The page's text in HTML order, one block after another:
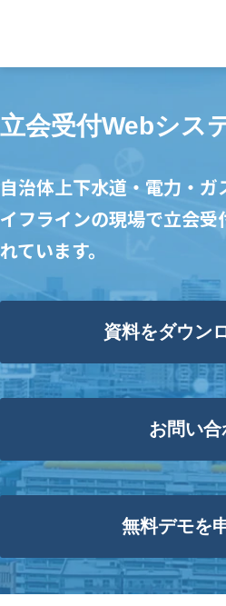
事業内
導入事
立会受付Webシス
自治体上下水道・電力・
イフラインの現場で立会
れています。
資料をダウン
お問い合
無料デモを